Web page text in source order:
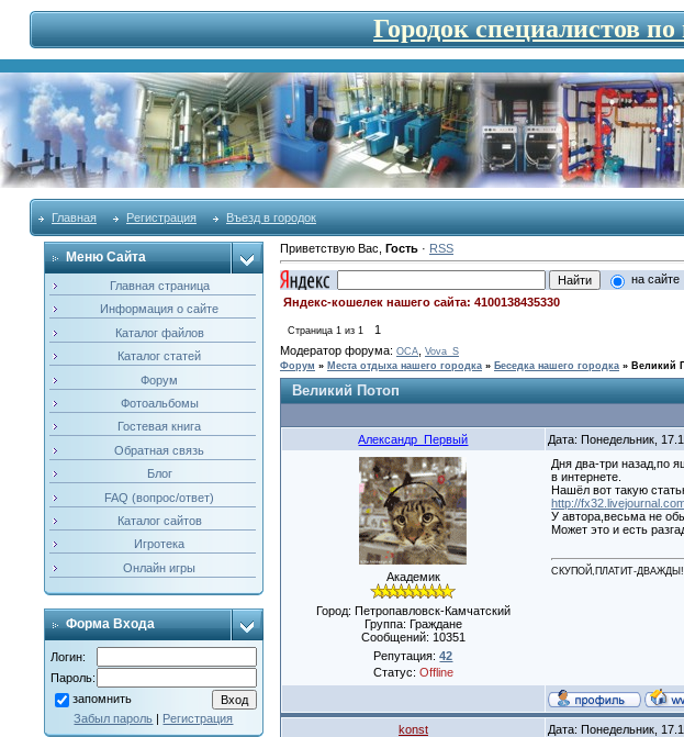
Городок специалистов
Главная Регистрация Въезд в городок
Меню Сайта
Главная страница
Информация о сайте
Каталог файлов
Каталог статей
Форум
Фотоальбомы
Гостевая книга
Обратная связь
Блог
FAQ (вопрос/ответ)
Каталог сайтов
Игротека
Онлайн игры
Форма Входа
Логин:
Пароль:
запомнить
Забыл пароль | Регистрация
Приветствую Вас Гость· RSS
на сайте
Яндекс-кошелек нашего сайта: 4100138435330
Страница 1 из 1
1
Модератор форума: OCA, Vova_S
Форум » Места отдыха нашего городка » Беседка нашего городка » Великий
Великий Потоп
Александр_Первый Дата: Понедельник,
Академик
Город: Петропавловск-Камчатский
Группа: Граждане
Сообщений: 10351
Репутация:42
Статус: Offline
Дня два-три назад,по
в интернете.
Нашёл вот такую
http://
У автора,весьма не
Может это и есть
СКУПОЙ,ПЛАТИТ-
konst Дата: Понедельник,